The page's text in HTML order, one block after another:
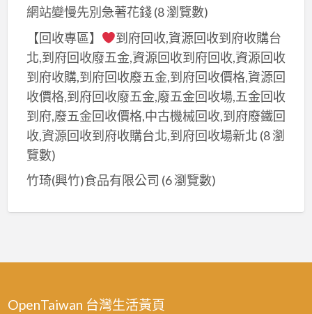
網站變慢先別急著花錢(8 瀏覽數)
【回收專區】
到府回收,資源回收到府收購台
北,到府回收廢五金,資源回收到府回收,資源回收
到府收購,到府回收廢五金,到府回收價格,資源回
收價格,到府回收廢五金,廢五金回收場,五金回收
到府,廢五金回收價格,中古機械回收,到府廢鐵回
收,資源回收到府收購台北,到府回收場新北 (8 瀏
覽數)
竹琦(興竹)食品有限公司 (6 瀏覽數)
OpenTaiwan 台灣生活黃頁